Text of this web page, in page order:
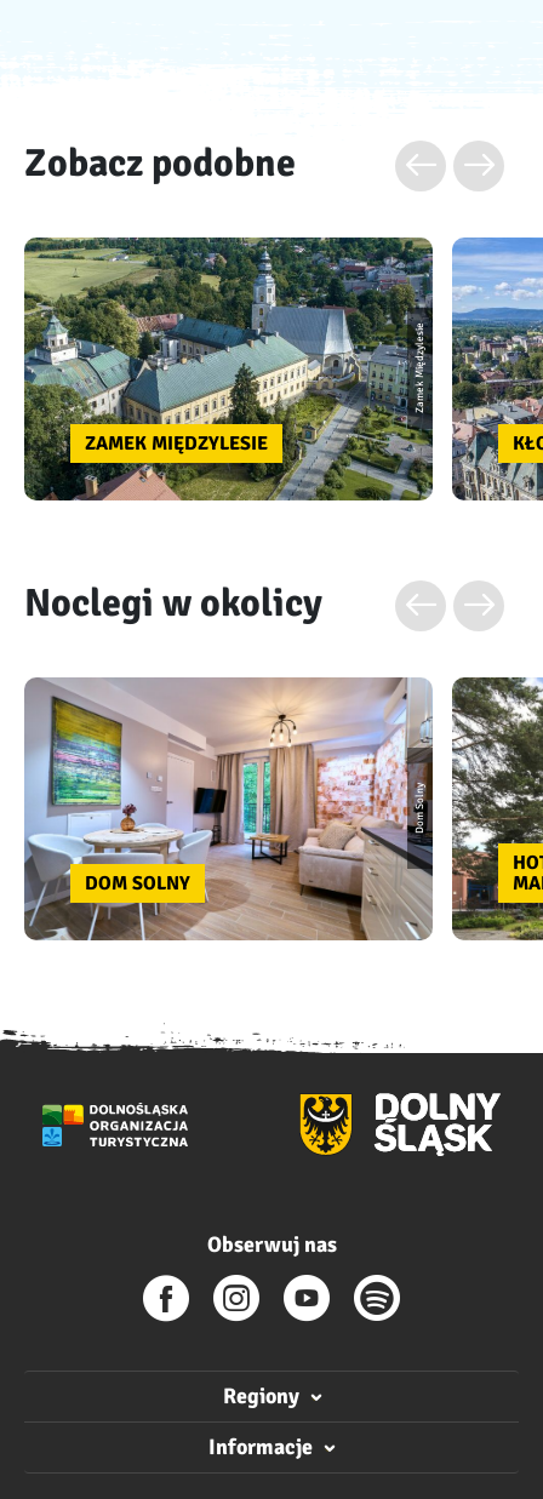
Zobacz podobne
Zamek Międzylesie
ZAMEK MIĘDZYLESIE
Noclegi w okolicy
Dom Solny
DOM SOLNY
Obserwuj nas
Regiony
Informacje